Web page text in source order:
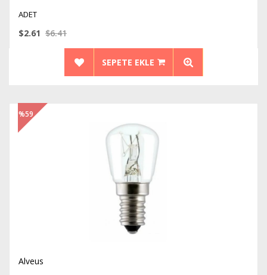
ADET
$2.61 $6.41
SEPETE EKLE
Alveus
%59